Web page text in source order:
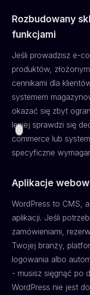
Rozbudowany
funkcjami
Jeśli prowadzisz e-
produktów,
cennikami dla
systemem
okazać się zbyt
lepiej sprawdzi się
commerce lub
specyficzne
Aplikacje
WordPress to CMS,
aplikacji. Jeśli
zamówieniami,
Twojej branży,
logowania albo
- musisz sięgnąć po
WordPress nie jest